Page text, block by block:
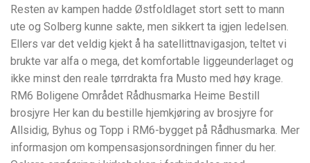
Resten av kampen hadde Østfoldlaget stort sett to mann
ute og Solberg kunne sakte, men sikkert ta igjen ledelsen.
Ellers var det veldig kjekt å ha satellittnavigasjon, teltet vi
brukte var alfa o mega, det komfortable liggeunderlaget og
ikke minst den reale tørrdrakta fra Musto med høy krage.
RM6 Boligene Området Rådhusmarka Heime Bestill
brosjyre Her kan du bestille hjemkjøring av brosjyre for
Allsidig, Byhus og Topp i RM6-bygget på Rådhusmarka. Mer
informasjon om kompensasjonsordningen finner du her.